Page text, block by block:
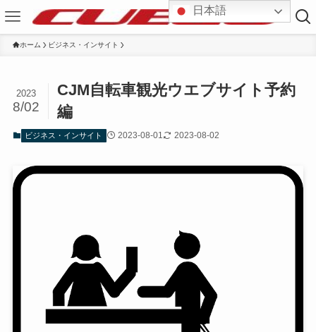
ホーム ビジネス・インサイト
CJM自転車観光ウエブサイト予約
編
2023
8/02
ビジネス・インサイト 2023-08-01 2023-08-02
日本語